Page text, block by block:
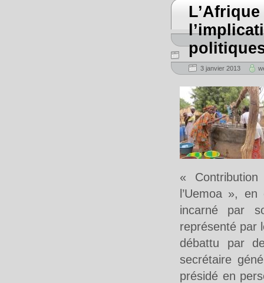
3 janvier 2013
«
l’Uemoa »,
incarné par
représenté par
débattu par
secrétaire
présidé en